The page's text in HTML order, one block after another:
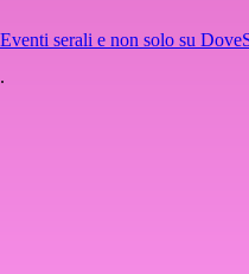
Eventi serali e non solo su
.